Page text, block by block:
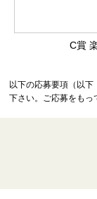
C賞
以下の応募要項（以
下さい。ご応募をもっ